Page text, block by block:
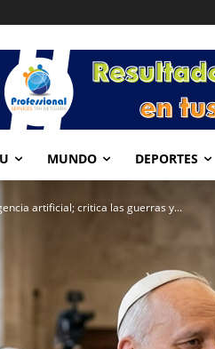
MUNDO DEPORTES
artificial; critica las guerras y...